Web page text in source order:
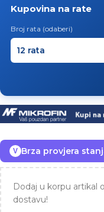
Kupovina na rate
Broj rata (odaberi)
V Brza provjera
Dodaj u korpu artikal
dostavu!